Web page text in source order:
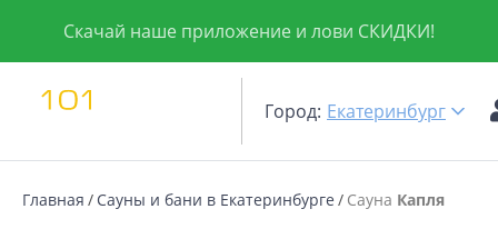
Скачай наше приложение и лови СКИДКИ!
Город: Екатеринбург
Главная Сауны и бани в Екатеринбурге Сауна Капля